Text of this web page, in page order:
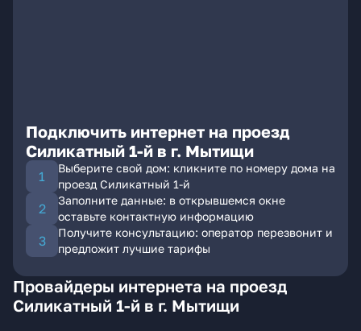
Подключить интернет на проезд
Силикатный 1-й в г. Мытищи
Выберите свой дом: кликните по номеру дома на
проезд Силикатный 1-й
Заполните данные: в открывшемся окне
оставьте контактную информацию
Получите консультацию: оператор перезвонит и
предложит лучшие тарифы
Провайдеры интернета на проезд
Силикатный 1-й в г. Мытищи